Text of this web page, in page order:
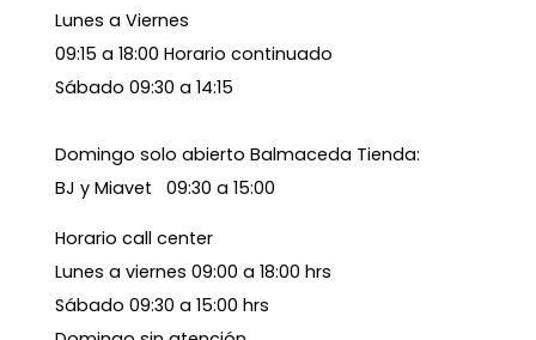
Lunes a Viernes
09:15 a 18:00 Horario continuado
Sábado 09:30 a 14:15
Domingo solo abierto Balmaceda Tienda:
BJ y Miavet 09:30 a 15:00
Horario call center
Lunes a viernes 09:00 a 18:00 hrs
Sábado 09:30 a 15:00 hrs